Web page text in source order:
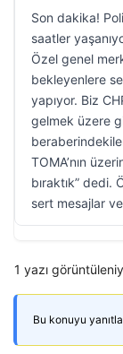
Son dakika!
saatler
Özel genel
bekleyenlere
yapıyor. Biz
gelmek üzere
TOMA’nın
bıraktık” dedi.
sert mesajlar
1 yazı
Bu konuyu